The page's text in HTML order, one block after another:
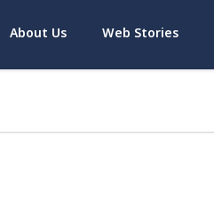
About Us Web Stories